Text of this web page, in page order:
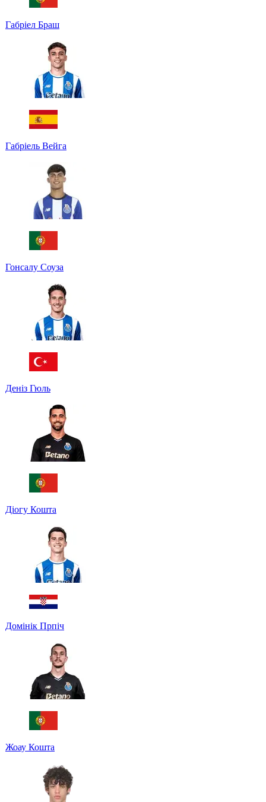
Габріел Браш
Габріель Вейга
Гонсалу Соуза
Деніз Гюль
Діогу Кошта
Домінік Прпіч
Жоау Кошта